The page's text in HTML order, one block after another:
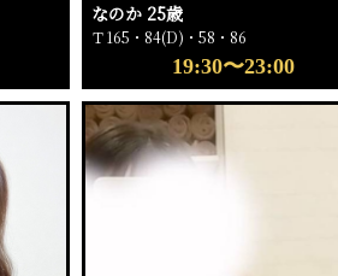
なのか 25歳
Ｔ165・84(D)・58・86
19:30〜23:00